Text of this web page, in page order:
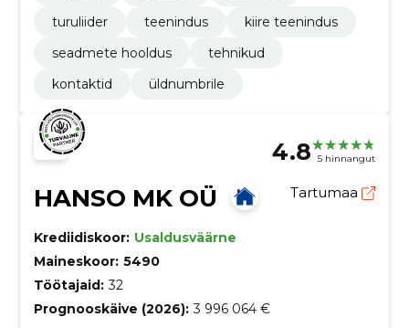
turuliider
teenindus
kiire teenindus
seadmete hooldus
tehnikud
kontaktid
üldnumbrile
4.8 5 hinnangut
HANSO MK OÜ Tartumaa
Krediidiskoor: Usaldusväärne
Maineskoor: 5490
Töötajaid: 32
Prognooskäive (2026): 3 996 064 €